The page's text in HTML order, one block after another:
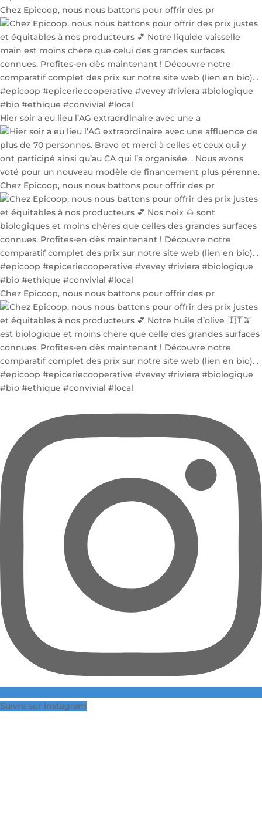
Chez Epicoop, nous nous battons pour offrir des pr
Hier soir a eu lieu l’AG extraordinaire avec une a
Chez Epicoop, nous nous battons pour offrir des pr
Chez Epicoop, nous nous battons pour offrir des pr
Suivre sur Instagram